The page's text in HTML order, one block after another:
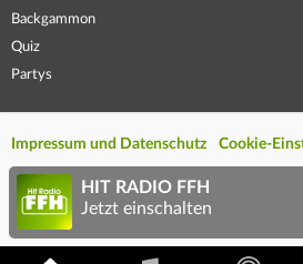
Backgammon
Quiz
Partys
Impressum und Datenschutz Cookie-
HIT RADIO FFH
Jetzt einschalten